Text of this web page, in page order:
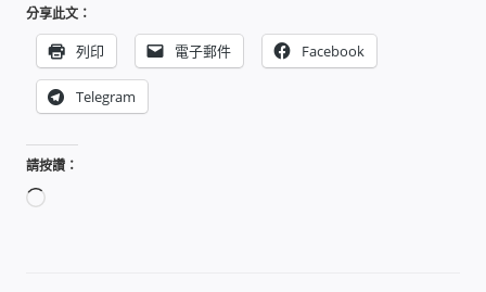
PHP程式設計
網路 工具 軟體 手冊
監視器安裝維修
分享此文：
列印 電子郵件 Facebook
Telegram
請按讚：
正